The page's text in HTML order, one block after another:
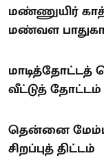
மண்ணுயிர்
மண்வள
மாடித்தோட்டத்
வீட்டுத் தோட்டம்
தென்னை
சிறப்புத் திட்டம்